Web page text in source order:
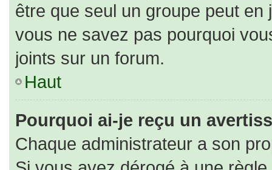
être que seul un groupe peut en
vous ne savez pas pourquoi
joints sur un forum.
Haut
Pourquoi ai-je reçu un
Chaque administrateur a son